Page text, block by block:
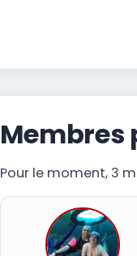
Membres
Pour le moment, 3